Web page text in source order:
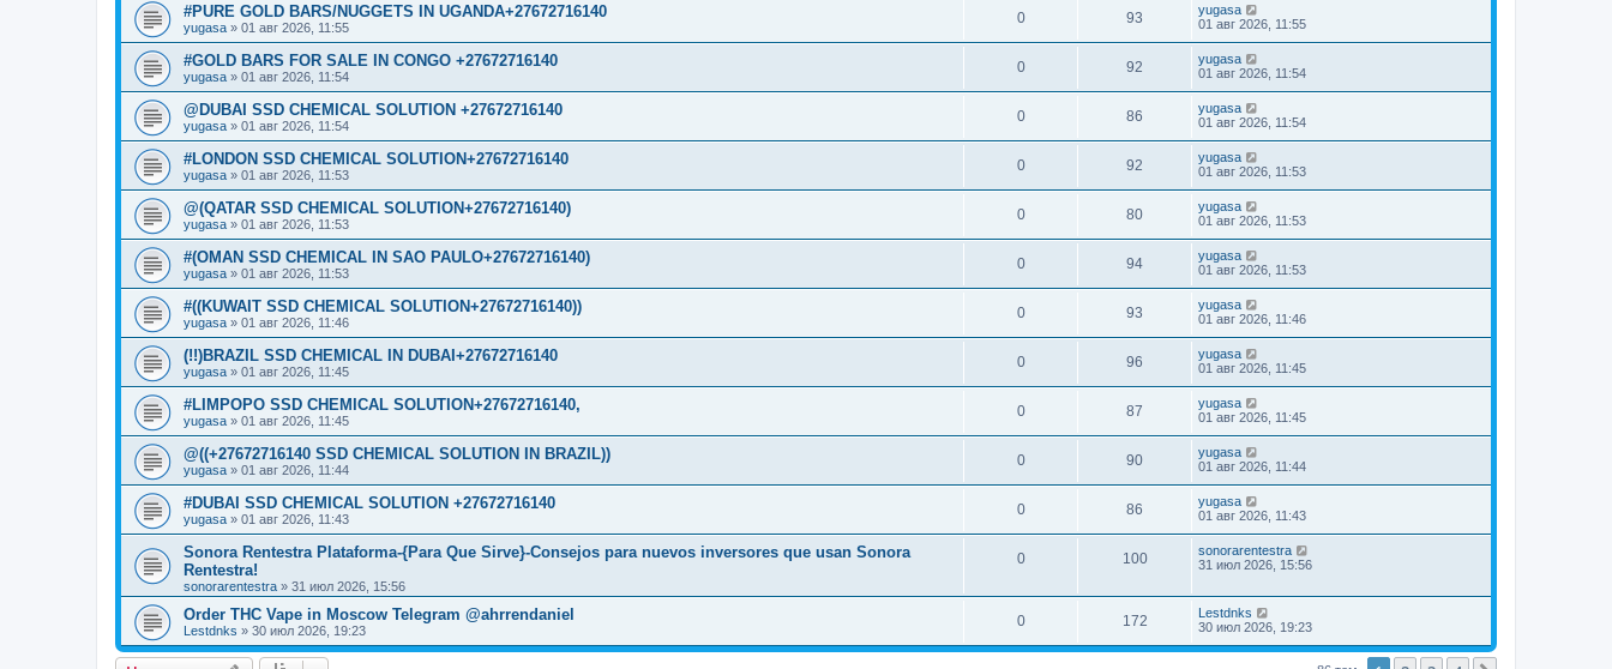
#PURE GOLD BARS/NUGGETS IN UGANDA+27672716140
yugasa » 01 авг 2026, 11:55
0 93
yugasa
01 авг 2026, 11:55
#GOLD BARS FOR SALE IN CONGO +27672716140
yugasa » 01 авг 2026, 11:54
0 92
yugasa
01 авг 2026, 11:54
@DUBAI SSD CHEMICAL SOLUTION +27672716140
yugasa » 01 авг 2026, 11:54
0 86
yugasa
01 авг 2026, 11:54
#LONDON SSD CHEMICAL SOLUTION+27672716140
yugasa » 01 авг 2026, 11:53
0 92
yugasa
01 авг 2026, 11:53
@(QATAR SSD CHEMICAL SOLUTION+27672716140)
yugasa » 01 авг 2026, 11:53
0 80
yugasa
01 авг 2026, 11:53
#(OMAN SSD CHEMICAL IN SAO PAULO+27672716140)
yugasa » 01 авг 2026, 11:53
0 94
yugasa
01 авг 2026, 11:53
#((KUWAIT SSD CHEMICAL SOLUTION+27672716140))
yugasa » 01 авг 2026, 11:46
0 93
yugasa
01 авг 2026, 11:46
(!!)BRAZIL SSD CHEMICAL IN DUBAI+27672716140
yugasa » 01 авг 2026, 11:45
0 96
yugasa
01 авг 2026, 11:45
#LIMPOPO SSD CHEMICAL SOLUTION+27672716140,
yugasa » 01 авг 2026, 11:45
0 87
yugasa
01 авг 2026, 11:45
@((+27672716140 SSD CHEMICAL SOLUTION IN BRAZIL))
yugasa » 01 авг 2026, 11:44
0 90
yugasa
01 авг 2026, 11:44
#DUBAI SSD CHEMICAL SOLUTION +27672716140
yugasa » 01 авг 2026, 11:43
0 86
yugasa
01 авг 2026, 11:43
Sonora Rentestra Plataforma-{Para Que Sirve}-Consejos para nuevos inversores que usan Sonora
Rentestra!
sonorarentestra » 31 июл 2026, 15:56
0 100
sonorarentestra
31 июл 2026, 15:56
Order THC Vape in Moscow Telegram @ahrrendaniel
Lestdnks » 30 июл 2026, 19:23
0 172
Lestdnks
30 июл 2026, 19:23